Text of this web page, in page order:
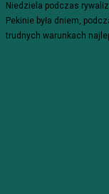
Niedziela podczas
Pekinie była dniem,
trudnych warunkach